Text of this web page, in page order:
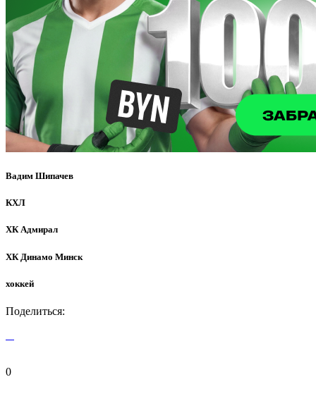
Вадим Шипачев
КХЛ
ХК Адмирал
ХК Динамо Минск
хоккей
Поделиться:
0